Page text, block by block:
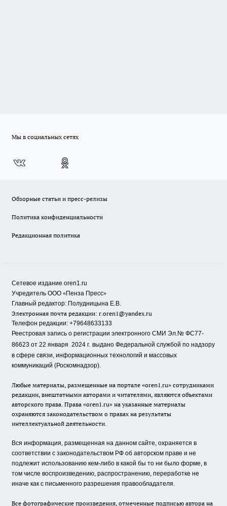
Мы в социальных сетях
Обзорные статьи и пресс-релизы
Политика конфиденциальности
Редакционная политика
Сетевое издание oren1.ru
Учредитель ООО «Пенза Пресс»
Главный редактор: Полудницына Е.В.
Электронная почта редакции: r.oren1@yandex.ru
Телефон редакции: +79648633133
Реестровая запись о регистрации электронного СМИ Эл.№ ФС77-
86623 от 22 января 2024 г. выдано Федеральной службой по надзору
в сфере связи, информационных технологий и массовых
коммуникаций (Роскомнадзор).
Любые материалы, размещенные на портале «oren1.ru» сотрудниками
редакции, внештатными авторами и читателями, являются объектами
авторского права. Права «oren1.ru» на указанные материалы
охраняются законодательством о правах на результаты
интеллектуальной деятельности.
Вся информация, размещенная на данном сайте, охраняется в
соответствии с законодательством РФ об авторском праве и не
подлежит использованию кем-либо в какой бы то ни было форме, в
том числе воспроизведению, распространению, переработке не
иначе как с письменного разрешения правообладателя.
Все фотографические произведения, отмеченные подписью автора на